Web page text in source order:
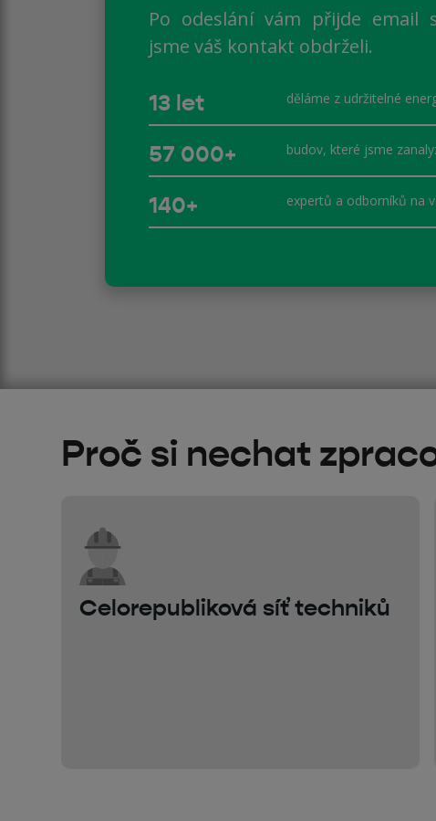
Po odeslání vám přijde email
jsme váš kontakt obdrželi.
13 let děláme z udržitelné
57 000+ budov, které jsme
140+ expertů a odborníků na
Proč si nechat
Celorepubliková síť techniků